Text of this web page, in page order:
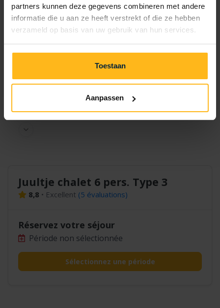
partners kunnen deze gegevens combineren met andere
informatie die u aan ze heeft verstrekt of die ze hebben
verzameld op basis van uw gebruik van hun services.
Toestaan
Aanpassen
2 nuits — — —
Juultje chalet 6 pers. Type 3
8,8 • Excellent (5 évaluations)
Réservez votre séjour
Période non sélectionnée
Sélectionnez une période